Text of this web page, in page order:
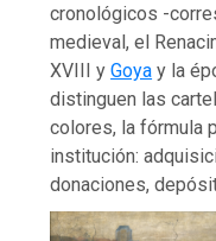
cronológicos -
medieval, el
XVIII yGoya y la
distinguen las
colores, la fórmula
institución:
donaciones,